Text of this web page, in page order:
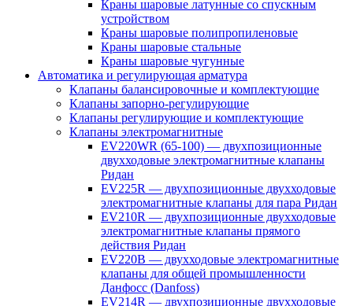
Краны шаровые латунные со спускным
устройством
Краны шаровые полипропиленовые
Краны шаровые стальные
Краны шаровые чугунные
Автоматика и регулирующая арматура
Клапаны балансировочные и комплектующие
Клапаны запорно-регулирующие
Клапаны регулирующие и комплектующие
Клапаны электромагнитные
EV220WR (65-100) — двухпозиционные
двухходовые электромагнитные клапаны
Ридан
EV225R — двухпозиционные двухходовые
электромагнитные клапаны для пара Ридан
EV210R — двухпозиционные двухходовые
электромагнитные клапаны прямого
действия Ридан
EV220B — двухходовые электромагнитные
клапаны для общей промышленности
Данфосс (Danfoss)
EV214R — двухпозиционные двухходовые